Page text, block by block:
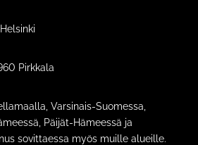
Pirkkala
Varsinais-Suomessa,
Päijät-Hämeessä ja
sovittaessa myös muille alueille.